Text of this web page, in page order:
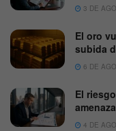
3 DE
El oro
subida
6 DE
El
4 DE